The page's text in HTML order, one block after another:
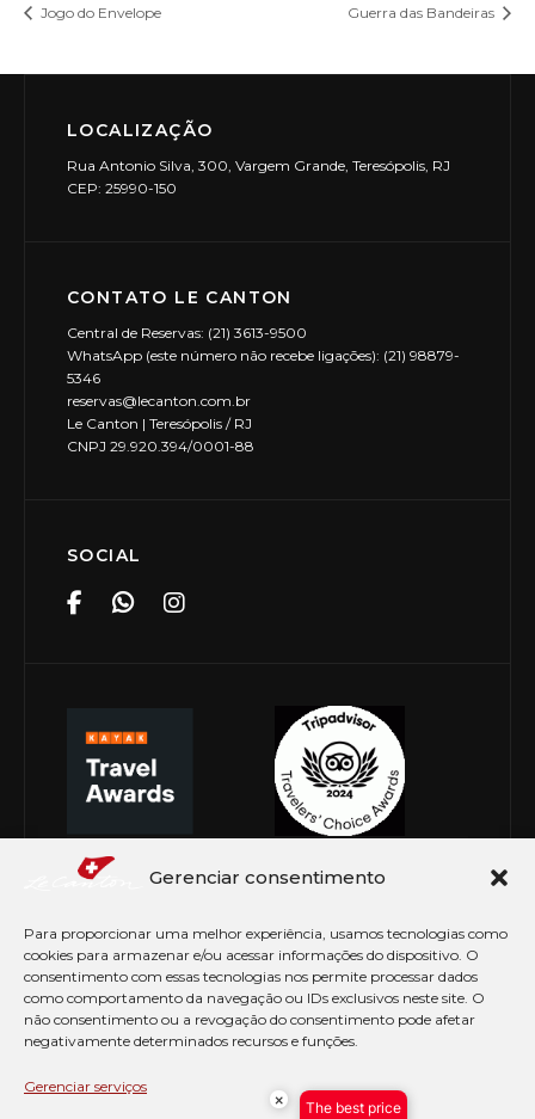
Gerenciar consentimento
Para proporcionar uma melhor experiência, usamos tecnologias como
cookies para armazenar e/ou acessar informações do dispositivo. O
consentimento com essas tecnologias nos permite processar dados
como comportamento da navegação ou IDs exclusivos neste site. O
não consentimento ou a revogação do consentimento pode afetar
negativamente determinados recursos e funções.
Gerenciar serviços
Jogo do Envelope Guerra das Bandeiras
LOCALIZAÇÃO
Rua Antonio Silva, 300, Vargem Grande, Teresópolis, RJ
CEP: 25990-150
CONTATO LE CANTON
Central de Reservas: (21) 3613-9500
WhatsApp (este número não recebe ligações): (21) 98879-
5346
reservas@lecanton.com.br
Le Canton | Teresópolis / RJ
CNPJ 29.920.394/0001-88
SOCIAL
© Copyright 2026 Le Canton. Todos os direitos
× The best price